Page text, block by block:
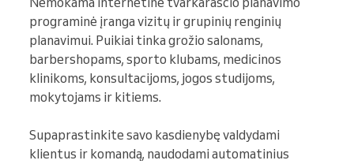
programinė įranga vizitų ir grupinių renginių
planavimui. Puikiai tinka grožio salonams,
barbershopams, sporto klubams, medicinos
klinikoms, konsultacijoms, jogos studijoms,
mokytojams ir kitiems.
Supaprastinkite savo kasdienybę valdydami
klientus ir komandą, naudodami automatinius